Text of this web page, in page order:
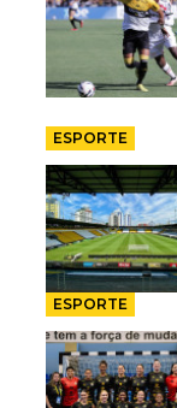
ESPORTE
ESPORTE